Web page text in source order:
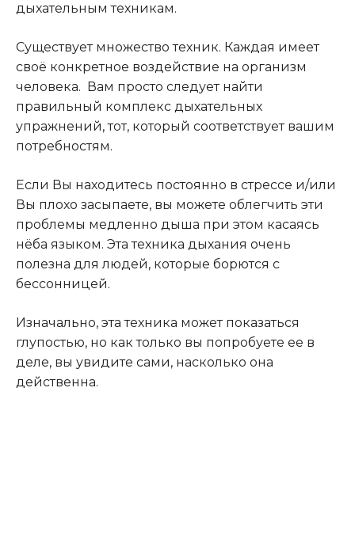
дыхательным техникам.
Существует множество техник. Каждая имеет
своё конкретное воздействие на организм
человека. Вам просто следует найти
правильный комплекс дыхательных
упражнений, тот, который соответствует вашим
потребностям.
Если Вы находитесь постоянно в стрессе и/или
Вы плохо засыпаете, вы можете облегчить эти
проблемы медленно дыша при этом касаясь
нёба языком. Эта техника дыхания очень
полезна для людей, которые борются с
бессонницей.
Изначально, эта техника может показаться
глупостью, но как только вы попробуете ее в
деле, вы увидите сами, насколько она
действенна.